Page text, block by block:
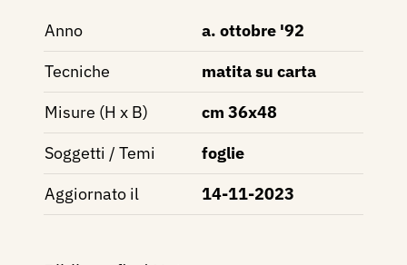
Anno
a. ottobre '92
Tecniche
matita su carta
Misure (H x B)
cm 36x48
Soggetti / Temi
foglie
Aggiornato il
14-11-2023